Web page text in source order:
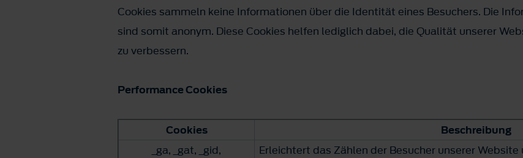
Cookies sammeln keine Informationen über die Identität eines Besuchers. Die
sind somit anonym. Diese Cookies helfen lediglich dabei, die Qualität unserer
zu verbessern.
Performance Cookies
Cookies
Beschreibung
_ga, _gat, _gid,
Erleichtert das Zählen der Besucher unserer